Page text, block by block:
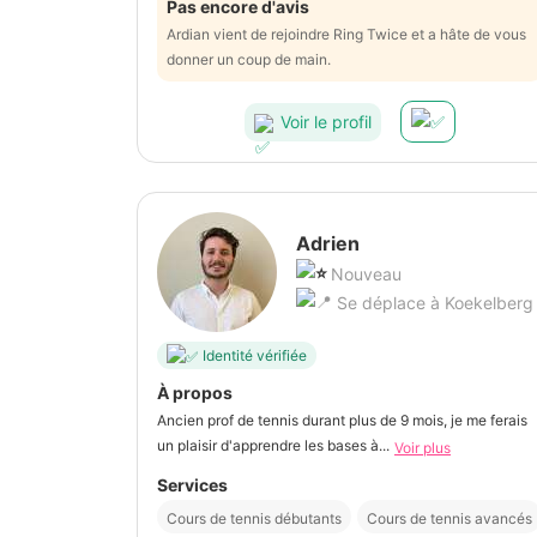
Pas encore d'avis
Ardian vient de rejoindre Ring Twice et a hâte de vous
donner un coup de main.
Voir le profil
Adrien
Nouveau
Se déplace à Koekelberg
Identité vérifiée
À propos
Ancien prof de tennis durant plus de 9 mois, je me ferais
un plaisir d'apprendre les bases à... Voir plus
Services
Cours de tennis débutants Cours de tennis avancés